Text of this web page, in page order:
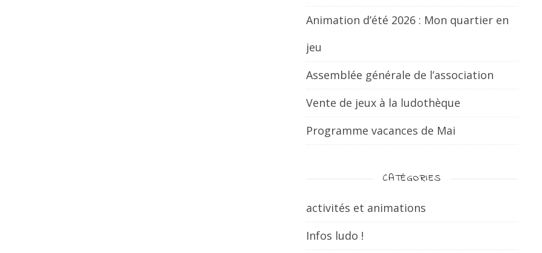
Animation d’été 2026 : Mon quartier en
jeu
Assemblée générale de l’association
Vente de jeux à la ludothèque
Programme vacances de Mai
CATÉGORIES
activités et animations
Infos ludo !